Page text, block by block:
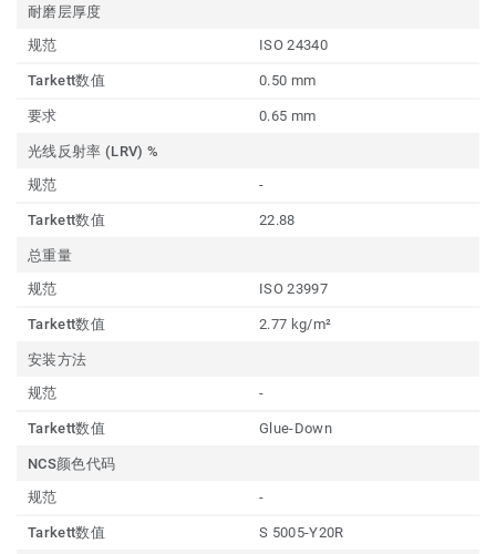
耐磨层厚度
规范
ISO 24340
Tarkett数值 0.50 mm
要求 0.65 mm
光线反射率 (LRV) %
规范
-
Tarkett数值 22.88
总重量
规范
ISO 23997
Tarkett数值 2.77 kg/m²
安装方法
规范
-
Tarkett数值 Glue-Down
NCS颜色代码
规范
-
Tarkett数值 S 5005-Y20R